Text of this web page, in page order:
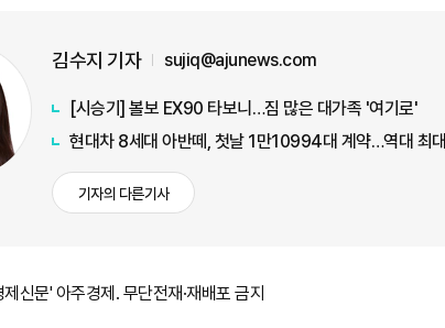
김수지 기자 sujiq@ajunews.com
[시승기] 볼보 EX90 타보니…짐 많은 대가족 '여기로'
현대차 8세대 아반떼, 첫날 1만10994대 계약…역대 최대
기자의 다른기사
신문' 아주경제. 무단전재·재배포 금지